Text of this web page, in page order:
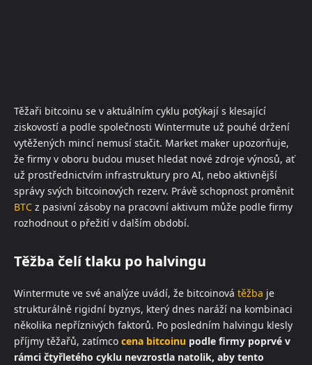
Těžaři bitcoinu se v aktuálním cyklu potýkají s klesající
ziskovostí a podle společnosti Wintermute už pouhé držení
vytěžených mincí nemusí stačit. Market maker upozorňuje,
že firmy v oboru budou muset hledat nové zdroje výnosů, ať
už prostřednictvím infrastruktury pro AI, nebo aktivnější
správy svých bitcoinových rezerv. Právě schopnost proměnit
BTC z pasivní zásoby na pracovní aktivum může podle firmy
rozhodnout o přežití v dalším období.
Těžba čelí tlaku po halvingu
Wintermute ve své analýze uvádí, že bitcoinová těžba je
strukturálně rigidní byznys, který dnes naráží na kombinaci
několika nepříznivých faktorů. Po posledním halvingu klesly
příjmy těžařů, zatímco cena bitcoinu podle firmy poprvé v
rámci čtyřletého cyklu nevzrostla natolik, aby tento